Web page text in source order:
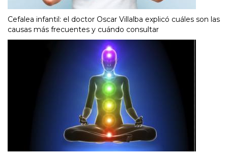
Cefalea infantil: el doctor Oscar Villalba explicó cuáles son las
causas más frecuentes y cuándo consultar